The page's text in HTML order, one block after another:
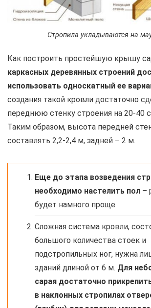
Стропила укладываются на
Как построить простейшую крышу
каркасных деревянных строений
использовать односкатный ее
создания такой кровли достаточно
переднюю стенку строения на 20-40
Таким образом, высота передней
составлять 2,2-2,4 м, задней – 2 м.
Еще до этапа возведения
необходимо настелить пол –
будет намного проще
Сложная система кровли,
большого количества стоек и
подстропильных ног, нужна
зданий длиной от 6 м. Для
сарая достаточно
в наклонных стропилах